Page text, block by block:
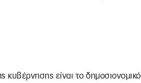
κυβέρνησης είναι το δημοσιονομικό